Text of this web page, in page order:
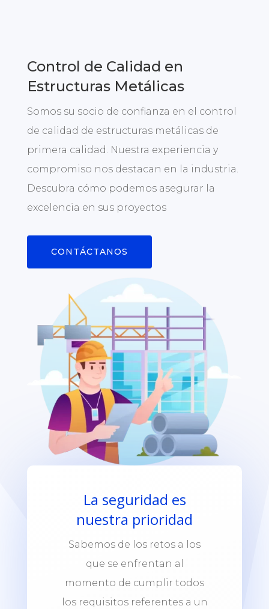
Control de Calidad en
Estructuras Metálicas
Somos su socio de confianza en el control
de calidad de estructuras metálicas de
primera calidad. Nuestra experiencia y
compromiso nos destacan en la industria.
Descubra cómo podemos asegurar la
excelencia en sus proyectos
CONTÁCTANOS
La seguridad es
nuestra prioridad
Sabemos de los retos a los
que se enfrentan al
momento de cumplir todos
los requisitos referentes a un